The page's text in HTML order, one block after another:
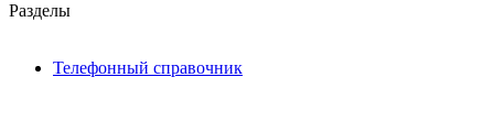
Разделы
Телефонный справочник